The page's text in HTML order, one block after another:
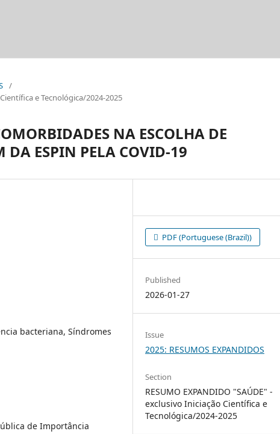
/
e Tecnológica/2024-2025
NA ESCOLHA DE
DA ESPIN PELA COVID-19
bacteriana, Síndromes
de Importância
PDF (Portuguese (Brazil))
Published
2026-01-27
Issue
2025: RESUMOS EXPANDIDOS
Section
RESUMO EXPANDIDO "SAÚDE" -
exclusivo Iniciação Científica e
Tecnológica/2024-2025